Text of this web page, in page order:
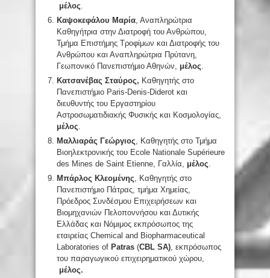
μέλος
Καψοκεφάλου Μαρία , Αναπληρώτρια
Καθηγήτρια στην Διατροφή του Ανθρώπου,
Τμήμα Επιστήμης Τροφίμων και Διατροφής του
Ανθρώπου και Αναπληρώτρια Πρύτανη,
Γεωπονικό Πανεπιστήμιο Αθηνών, μέλος
Κατσανέβας Σταύρος, Καθηγητής στο
Πανεπιστήμιο Paris-Denis-Diderot και
διευθυντής του Εργαστηρίου
Αστροσωματιδιακής Φυσικής και Κοσμολογίας,
μέλος
Μαλλιαράς Γεώργιος , Καθηγητής στο Τμήμα
Βιοηλεκτρονικής του Ecole Nationale Supérieure
des Mines de Saint Etienne, Γαλλία, μέλος
Μπάρλος Κλεομένης , Καθηγητής στο
Πανεπιστήμιο Πάτρας, τμήμα Χημείας,
Πρόεδρος Συνδέσμου Επιχειρήσεων και
Βιομηχανιών Πελοποννήσου και Δυτικής
Ελλάδας και Νόμιμος εκπρόσωπος της
εταιρείας Chemical and Biopharmaceutical
Laboratories of Patras (CBL SA) , εκπρόσωπος
του παραγωγικού επιχειρηματικού χώρου,
μέλος.